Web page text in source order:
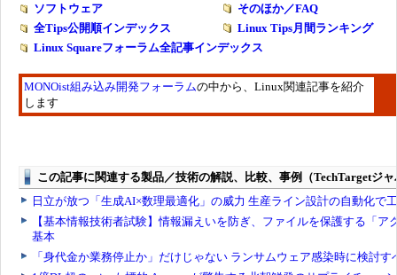
ソフトウェア
そのほか／FAQ
全Tips公開順インデックス
Linux Tips月間ランキング
Linux Squareフォーラム全記事インデックス
MONOist組み込み開発フォーラムの中から、Linux関連記事を紹介
します